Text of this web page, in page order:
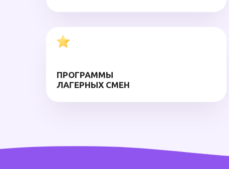
ПРОГРАММЫ
ЛАГЕРНЫХ СМЕН